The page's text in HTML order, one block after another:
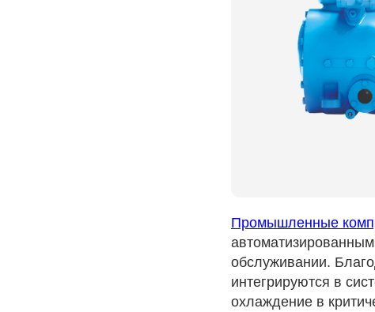
Промышленные
обслуживании.
интегрируются в
охлаждение в